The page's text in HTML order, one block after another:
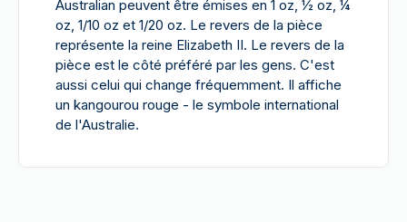
Australian peuvent être émises en 1 oz, ½ oz, ¼
oz, 1/10 oz et 1/20 oz. Le revers de la pièce
représente la reine Elizabeth II. Le revers de la
pièce est le côté préféré par les gens. C'est
aussi celui qui change fréquemment. Il affiche
un kangourou rouge - le symbole international
de l'Australie.